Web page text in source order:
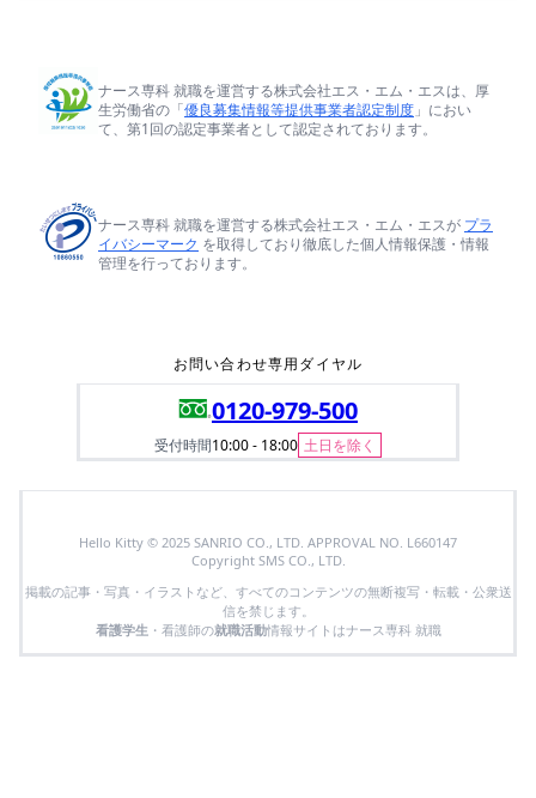
ナース専科 就職を運営する株式会社エス・エム・エスは、厚
生労働省の「優良募集情報等提供事業者認定制度 」におい
て、第1回の認定事業者として認定されております。
ナース専科 就職を運営する株式会社エス・エム・エスが プラ
イバシーマーク を取得しており徹底した個人情報保護・情報
管理を行っております。
お問い合わせ専用ダイヤル
0120-979-500
受付時間10:00 - 18:00 土日を除く
Hello Kitty © 2025 SANRIO CO., LTD. APPROVAL NO. L660147
Copyright SMS CO., LTD.
掲載の記事・写真・イラストなど、すべてのコンテンツの無断複写・転載・公衆送
信を禁じます。
看護学生・看護師の就職活動情報サイトはナース専科 就職